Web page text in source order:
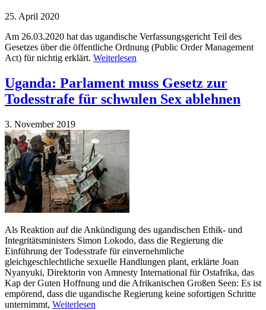
25. April 2020
Am 26.03.2020 hat das ugandische Verfassungsgericht Teil des
Gesetzes über die öffentliche Ordnung (Public Order Management
Act) für nichtig erklärt. Weiterlesen
Uganda: Parlament muss Gesetz zur
Todesstrafe für schwulen Sex ablehnen
3. November 2019
Als Reaktion auf die Ankündigung des ugandischen Ethik- und
Integritätsministers Simon Lokodo, dass die Regierung die
Einführung der Todesstrafe für einvernehmliche
gleichgeschlechtliche sexuelle Handlungen plant, erklärte Joan
Nyanyuki, Direktorin von Amnesty International für Ostafrika, das
Kap der Guten Hoffnung und die Afrikanischen Großen Seen: Es ist
empörend, dass die ugandische Regierung keine sofortigen Schritte
unternimmt, Weiterlesen